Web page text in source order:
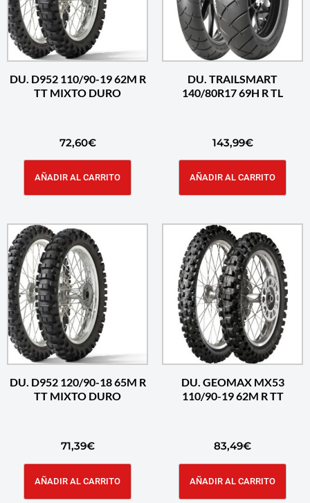
DU. D952 110/90-19 62M R
TT MIXTO DURO
72,60€
AÑADIR AL CARRITO
DU. TRAILSMART
140/80R17 69H R TL
143,99€
AÑADIR AL CARRITO
DU. D952 120/90-18 65M R
TT MIXTO DURO
71,39€
AÑADIR AL CARRITO
DU. GEOMAX MX53
110/90-19 62M R TT
83,49€
AÑADIR AL CARRITO